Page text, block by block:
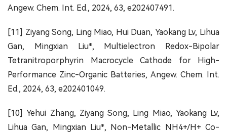
Angew. Chem. Int. Ed., 2024, 63, e202407491.
[11] Ziyang Song, Ling Miao, Hui Duan, Yaokang Lv, Lihua
Gan, Mingxian Liu*, Multielectron Redox-Bipolar
Tetranitroporphyrin Macrocycle Cathode for High-
Performance Zinc-Organic Batteries, Angew. Chem. Int.
Ed., 2024, 63, e202401049.
[10] Yehui Zhang, Ziyang Song, Ling Miao, Yaokang Lv,
Lihua Gan, Mingxian Liu*, Non-Metallic NH4+/H+ Co-